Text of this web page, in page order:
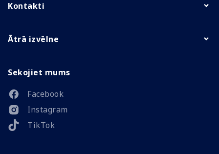
Kontakti
Ātrā izvēlne
Sekojiet mums
Facebook
Instagram
TikTok